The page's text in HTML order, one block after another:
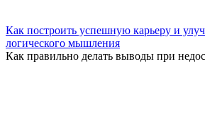
Как построить успешную карьеру и
логического мышления
Как правильно делать выводы при